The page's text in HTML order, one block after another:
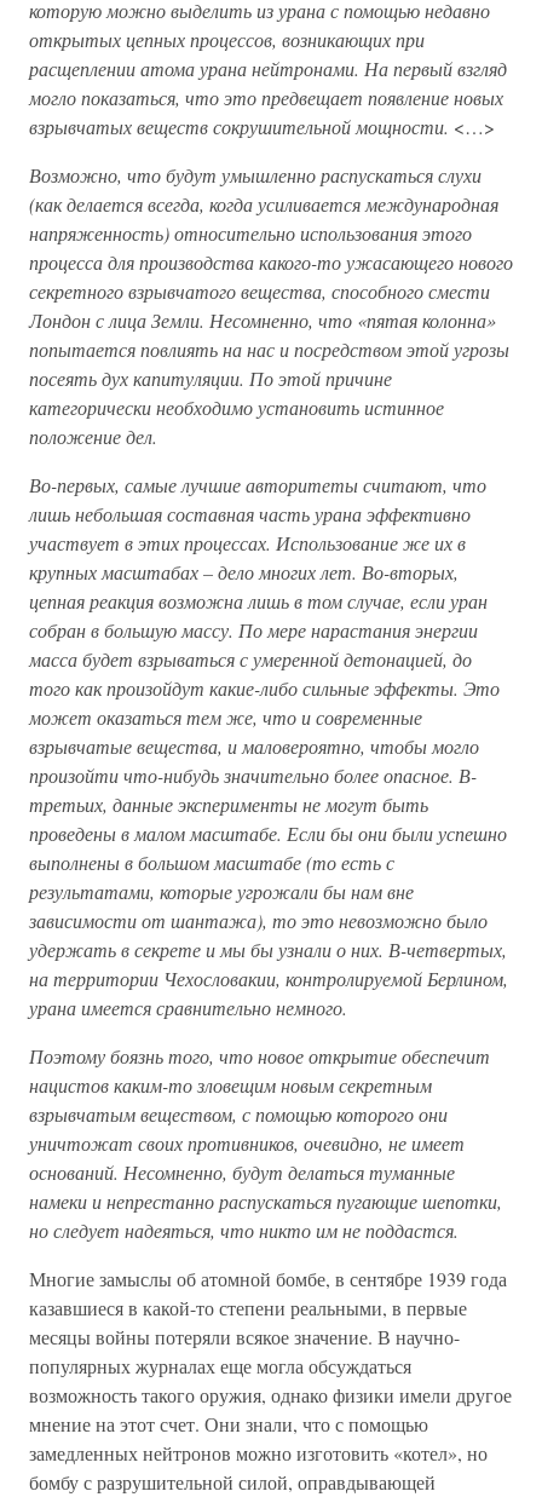
которую можно выделить из урана с помощью недавно
открытых цепных процессов, возникающих при
расщеплении атома урана нейтронами. На первый взгляд
могло показаться, что это предвещает появление новых
взрывчатых веществ сокрушительной мощности. <…>
Возможно, что будут умышленно распускаться слухи
(как делается всегда, когда усиливается международная
напряженность) относительно использования этого
процесса для производства какого-то ужасающего нового
секретного взрывчатого вещества, способного смести
Лондон с лица Земли. Несомненно, что «пятая колонна»
попытается повлиять на нас и посредством этой угрозы
посеять дух капитуляции. По этой причине
категорически необходимо установить истинное
положение дел.
Во-первых, самые лучшие авторитеты считают, что
лишь небольшая составная часть урана эффективно
участвует в этих процессах. Использование же их в
крупных масштабах – дело многих лет. Во-вторых,
цепная реакция возможна лишь в том случае, если уран
собран в большую массу. По мере нарастания энергии
масса будет взрываться с умеренной детонацией, до
того как произойдут какие-либо сильные эффекты. Это
может оказаться тем же, что и современные
взрывчатые вещества, и маловероятно, чтобы могло
произойти что-нибудь значительно более опасное. В-
третьих, данные эксперименты не могут быть
проведены в малом масштабе. Если бы они были успешно
выполнены в большом масштабе (то есть с
результатами, которые угрожали бы нам вне
зависимости от шантажа), то это невозможно было
удержать в секрете и мы бы узнали о них. В-четвертых,
на территории Чехословакии, контролируемой Берлином,
урана имеется сравнительно немного.
Поэтому боязнь того, что новое открытие обеспечит
нацистов каким-то зловещим новым секретным
взрывчатым веществом, с помощью которого они
уничтожат своих противников, очевидно, не имеет
оснований. Несомненно, будут делаться туманные
намеки и непрестанно распускаться пугающие шепотки,
но следует надеяться, что никто им не поддастся.
Многие замыслы об атомной бомбе, в сентябре 1939 года
казавшиеся в какой-то степени реальными, в первые
месяцы войны потеряли всякое значение. В научно-
популярных журналах еще могла обсуждаться
возможность такого оружия, однако физики имели другое
мнение на этот счет. Они знали, что с помощью
замедленных нейтронов можно изготовить «котел», но
бомбу с разрушительной силой, оправдывающей